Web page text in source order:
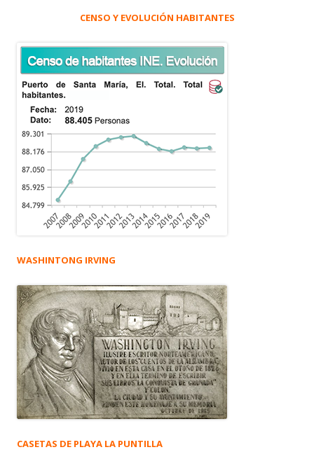
CENSO Y EVOLUCIÓN HABITANTES
WASHINTONG IRVING
CASETAS DE PLAYA LA PUNTILLA